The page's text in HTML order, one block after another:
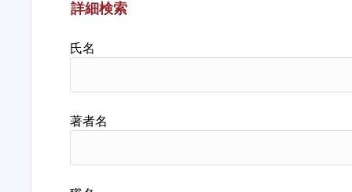
詳細検索
氏名
著者名